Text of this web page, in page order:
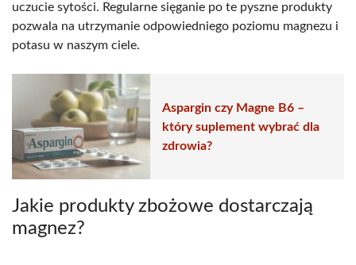
uczucie sytości. Regularne sięganie po te pyszne produkty
pozwala na utrzymanie odpowiedniego poziomu magnezu i
potasu w naszym ciele.
Aspargin czy Magne B6 –
który suplement wybrać dla
zdrowia?
Jakie produkty zbożowe dostarczają
magnez?